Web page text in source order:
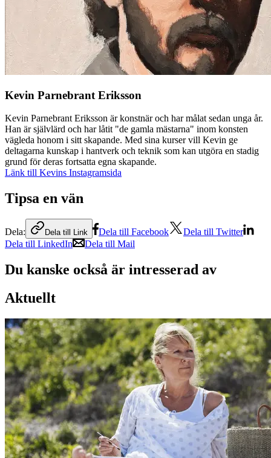
Kevin Parnebrant Eriksson
Kevin Parnebrant Eriksson är konstnär och har målat sedan unga år.
Han är självlärd och har låtit "de gamla mästarna" inom konsten
vägleda honom i sitt skapande. Med sina kurser vill Kevin ge
deltagarna kunskap i hantverk och teknik som kan utgöra en stadig
grund för deras fortsatta egna skapande.
Länk till Kevins Instagramsida
Tipsa en vän
Dela: Dela till Link Dela till Facebook
Dela till Twitter
Dela till LinkedIn
Dela till Mail
Du kanske också är intresserad av
Aktuellt